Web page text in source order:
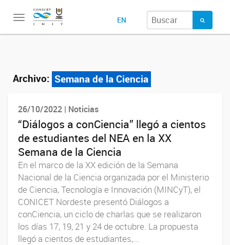
Toggle
EN
Archivo: Semana de la Ciencia
26/10/2022 | Noticias
“Diálogos a conCiencia” llegó a cientos
de estudiantes del NEA en la XX
Semana de la Ciencia
En el marco de la XX edición de la Semana
Nacional de la Ciencia organizada por el Ministerio
de Ciencia, Tecnología e Innovación (MINCyT), el
CONICET Nordeste presentó Diálogos a
conCiencia, un ciclo de charlas que se realizaron
los días 17, 19, 21 y 24 de octubre. La propuesta
llegó a cientos de estudiantes,...